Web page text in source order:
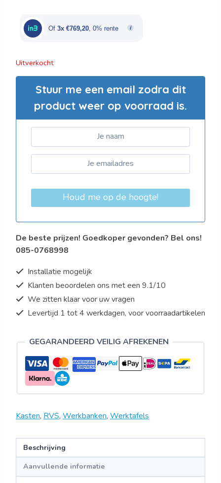
€3.846,00.
€2.307,60.
Of 3x €769,20 , 0% rente
Uitverkocht
Stuur me een email zodra dit
product weer op voorraad is.
Houd me op de hoogte!
De beste prijzen! Goedkoper gevonden? Bel ons!
085-0768998
Installatie mogelijk
Klanten beoordelen ons met een 9.1/10
We zitten klaar voor uw vragen
Levertijd 1 tot 4 werkdagen, voor voorraadartikelen
GEGARANDEERD VEILIG AFREKENEN
Kasten, RVS, Werkbanken, Werktafels
Beschrijving
Aanvullende informatie